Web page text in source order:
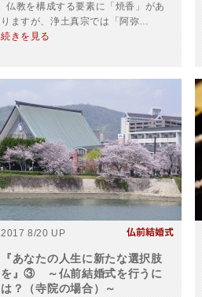
仏教を構成する要素に「焼香」があ
りますが、浄土真宗では「阿弥…
続きを見る
2017 8/20 UP
『あなたの人生に新たな選択肢
を』③ ～仏前結婚式を行うに
は？（寺院の場合）～